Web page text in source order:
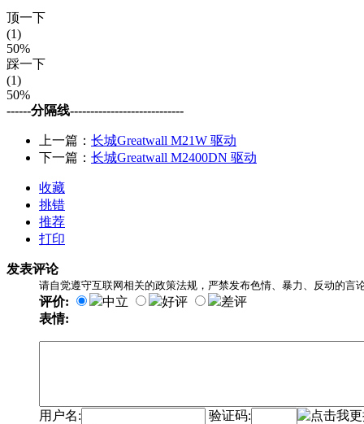
顶一下
(1)
50%
踩一下
(1)
50%
------分隔线----------------------------
上一篇： 长城Greatwall M21W 驱动
下一篇： 长城Greatwall M2400DN 驱动
收藏
挑错
推荐
打印
发表评论
请自觉遵守互联网相关的政策法规，严禁发布色情、暴力、反动的言
评价: 中立 好评
差评
表情:
用户名: 验证码: